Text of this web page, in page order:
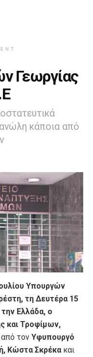
Γεωργίας
κάποια από
Υπουργών
τη Δευτέρα 15
Ελλάδα, ο
και Τροφίμων,
τον Υφυπουργό
Κώστα Σκρέκα και